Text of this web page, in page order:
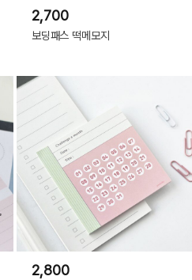
2,700
보딩패스 떡메모지
2,800